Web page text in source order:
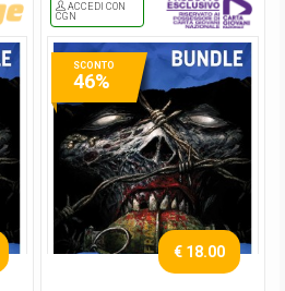
ACCEDI CON
CGN
€ 18.00
SCONTO
46%